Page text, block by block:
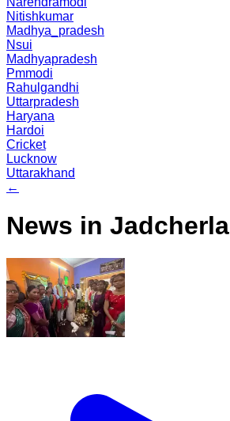
Nitishkumar
Madhya_pradesh
Nsui
Madhyapradesh
Pmmodi
Rahulgandhi
Uttarpradesh
Haryana
Hardoi
Cricket
Lucknow
Uttarakhand
←
News in Jadcherla